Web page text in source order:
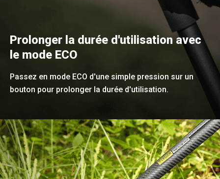
Prolonger la durée d'utilisation avec
le mode ECO
Passez en mode ECO d'une simple pression sur un
bouton pour prolonger la durée d'utilisation.